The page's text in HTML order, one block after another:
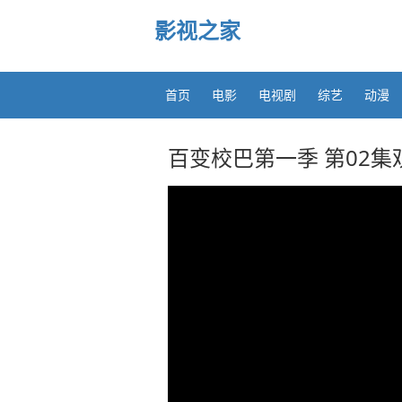
影视之家
首页 电影 电视剧 综艺 动漫
百变校巴第一季 第02集